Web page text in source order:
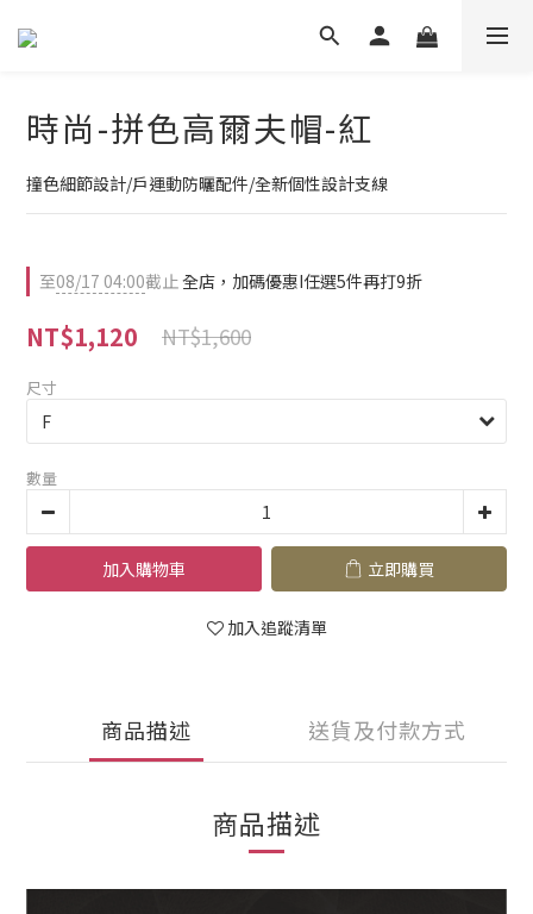
時尚-拼色高爾夫帽-紅
撞色細節設計/戶運動防曬配件/全新個性設計支線
至08/17 04:00截止全店，加碼優惠I任選5件再打9折
NT$1,120 NT$1,600
尺寸
數量
加入購物車 立即購買
加入追蹤清單
商品描述 送貨及付款方式
商品描述